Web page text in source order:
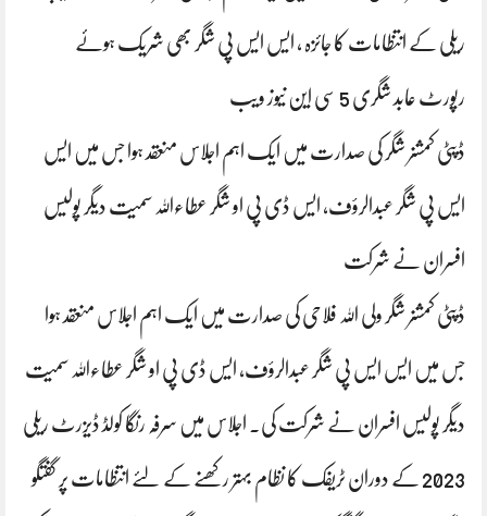
ریلی کے انتظامات کا جائزہ ، ایس ایس پی شگر بھی شریک ہوئے
رپورٹ عابد شگری 5 سی این نیوز ویب
ڈپٹی کمشنر شگر کی صدارت میں ایک اہم اجلاس منعقد ہوا جس میں ایس
ایس پی شگر عبدالرؤف، ایس ڈی پی او شگر عطاءاللہ سمیت دیگر پولیس
افسران نے شرکت
ڈپٹی کمشنر شگر ولی اللہ فلاحی کی صدارت میں ایک اہم اجلاس منعقد ہوا
جس میں ایس ایس پی شگر عبدالرؤف، ایس ڈی پی او شگر عطاءاللہ سمیت
دیگر پولیس افسران نے شرکت کی۔ اجلاس میں سرفہ رنگا کولڈ ڈیزرٹ ریلی
2023 کے دوران ٹریفک کا نظام بہتر رکھنے کے لئے انتظامات پر گفتگو